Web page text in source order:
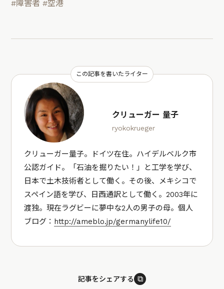
#障害者 #空港
この記事を書いたライター
クリューガー 量子
ryokokrueger
クリューガー量子。ドイツ在住。ハイデルベルク市
公認ガイド。「石油を掘りたい！」と工学を学び、
日本で土木技術者として働く。その後、メキシコで
スペイン語を学び、日西通訳として働く。2003年に
渡独。現在ラグビーに夢中な2人の男子の母。個人
ブログ： http://ameblo.jp/germanylife10/
記事をシェアする ⧉